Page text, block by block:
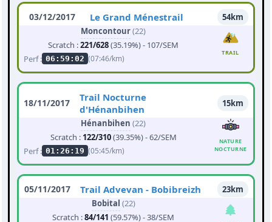
03/12/2017 Le Grand Ménestrail
54km
Moncontour(22)
Scratch :221/628(35.19%) - 107/SEM
Perf : 06:59:02 (07:46/km)
TRAIL
18/11/2017
Trail Nocturne
d'Hénanbihen
15km
Hénanbihen (22)
Scratch : 122/310(39.35%) - 62/SEM
Perf : 01:26:19 (05:45/km)
NATURE
NOCTURNE
05/11/2017 Trail Advevan - Bobibreizh
23km
Bobital (22)
Scratch :84/141 (59.57%) - 38/SEM